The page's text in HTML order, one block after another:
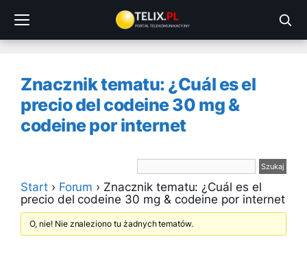
treści
Znacznik tematu: ¿Cuál es el
precio del codeine 30 mg &
codeine por internet
Start › Forum › Znacznik tematu: ¿Cuál es el
precio del codeine 30 mg & codeine por internet
O, nie! Nie znaleziono tu żadnych tematów.